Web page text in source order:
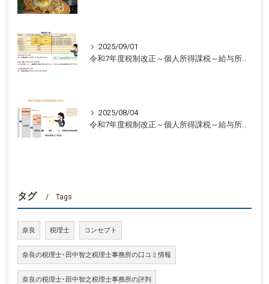
2025/09/01
令和7年度税制改正～個人所得課税～給与所得控除と基礎控除の引き上げ③奈良県・田中智之税理士事務所】
2025/08/04
令和7年度税制改正～個人所得課税～給与所得控除と基礎控除の引き上げ②【奈良県・田中智之税理士事務所】
タグ Tags
奈良 税理士 コンセプト
奈良の税理士･田中智之税理士事務所の口コミ情報
奈良の税理士･田中智之税理士事務所の評判